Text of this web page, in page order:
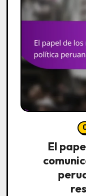
El